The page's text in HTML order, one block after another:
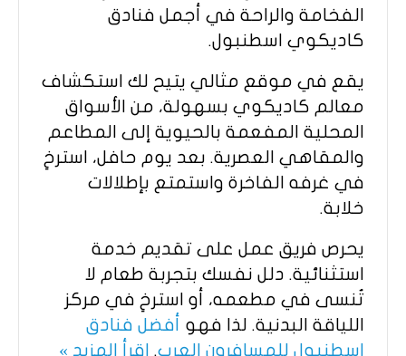
الفخامة والراحة في أجمل فنادق
كاديكوي اسطنبول.
يقع في موقع مثالي يتيح لك استكشاف
معالم كاديكوي بسهولة، من الأسواق
المحلية المفعمة بالحيوية إلى المطاعم
والمقاهي العصرية. بعد يوم حافل، استرخِ
في غرفه الفاخرة واستمتع بإطلالات
خلابة.
يحرص فريق عمل على تقديم خدمة
استثنائية. دلل نفسك بتجربة طعام لا
تُنسى في مطعمه، أو استرخِ في مركز
اللياقة البدنية. لذا فهو أفضل فنادق
اسطنبول للمسافرون العرب. اقرأ المزيد »